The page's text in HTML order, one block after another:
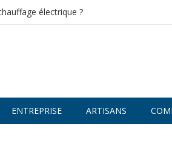
électrique ?
ENTREPRISE ARTISANS